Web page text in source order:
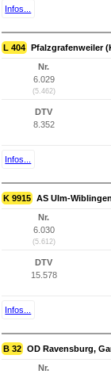
Infos...
L 404 Pfalzgrafenweiler
Nr.
6.029
(5.462)
DTV
8.352
Infos...
K 9915 AS Ulm-
Nr.
6.030
(5.612)
DTV
15.578
Infos...
B 32 OD Ravensburg,
Nr.